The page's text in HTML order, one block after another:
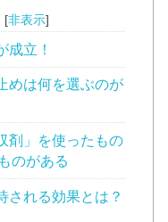
[非表示]
成立！
めは何を選ぶのが
剤」を使ったもの
のがある
される効果とは？